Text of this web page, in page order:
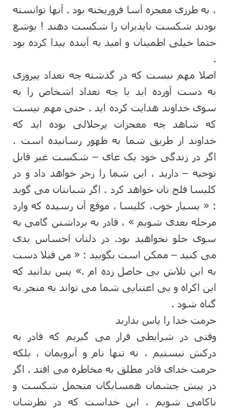
، به طرزی معجزه آسا فروریخته بود . آنها توانسته
بودند شکست ناپذیران را شکست دهند ! یوشع
حتما خیلی اطمینان و امید به آینده پیدا کرده بود
.
اصلا مهم نیست که در گذشته چه تعداد پیروزی
به دست آورده اید یا چه تعداد اشخاص را به
سوی خداوند هدایت کرده اید . حتی مهم نیست
که شاهد چه معجزات پرجلالی بوده اید که
خداوند از طریق شما به ظهور رسانیده است .
اگر در زندگی خود یک عای – شکست غیر قابل
توجیه – دارید ، این شما را زجر خواهد داد و در
کلیسا فلج تان خواهد کرد . اگر شبانتان می گوید
: « بسیار خوب، کلیسا ، موقع آن رسیده که وارد
مرحله بعدی شویم » ، قادر به برداشتن گامی به
سوی جلو نخواهید بود. در دلتان احساس بدی
می کنید – ممکن است بگویید : « من قبلا دست
به این تلاش بی حاصل زده ام .» پس بدانید که
این اکراه و بی اعتنایی شما می تواند به منجر به
گناه شود .
حرمت خدا را پاس بدارید
وقتی در شرایطی قرار می گیریم که قادر به
درکش نیستیم ، نه تنها نام و آبرویمان ، بلکه
حرمت خدای قادر مطلق به مخاطره می افتد . اگر
در پیش چشمان همسایگان متحمل شکست و
ناکامی شویم ، این خداست که در نظرشان